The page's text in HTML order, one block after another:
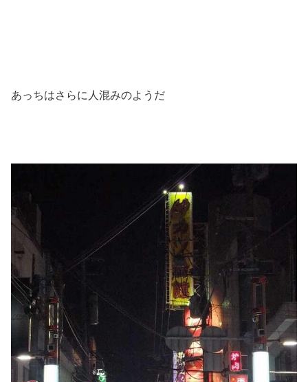
あっちはさらに人混みのようだ